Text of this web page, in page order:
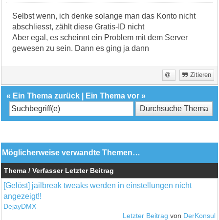
Selbst wenn, ich denke solange man das Konto nicht
abschliesst, zählt diese Gratis-ID nicht
Aber egal, es scheinnt ein Problem mit dem Server
gewesen zu sein. Dann es ging ja dann
Zitieren
« Ein Thema zurück Ein Thema vor »
Möglicherweise verwandte Themen…
Thema / Verfasser Letzter Beitrag
[Gelöst] jailbreak tweaks werden in einstellungen nicht
angezeigt!!
DejayDMX
Letzter Beitrag von DerKonsul